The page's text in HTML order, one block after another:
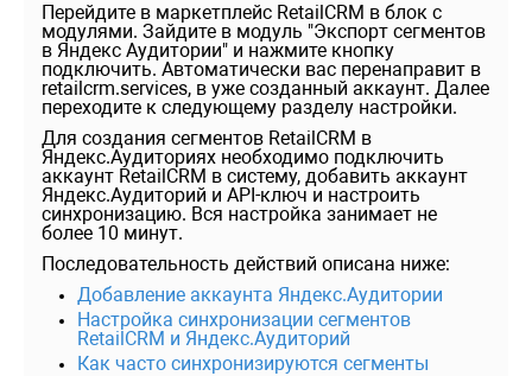
Перейдите в маркетплейс RetailCRM в блок с
модулями. Зайдите в модуль "Экспорт сегментов
в Яндекс Аудитории" и нажмите кнопку
подключить. Автоматически вас перенаправит в
retailcrm.services, в уже созданный аккаунт. Далее
переходите к следующему разделу настройки.
Для создания сегментов RetailCRM в
Яндекс.Аудиториях необходимо подключить
аккаунт RetailCRM в систему, добавить аккаунт
Яндекс.Аудиторий и API-ключ и настроить
синхронизацию. Вся настройка занимает не
более 10 минут.
Последовательность действий описана ниже:
Добавление аккаунта Яндекс.Аудитории
Настройка синхронизации сегментов
RetailCRM и Яндекс.Аудиторий
Как часто синхронизируются сегменты